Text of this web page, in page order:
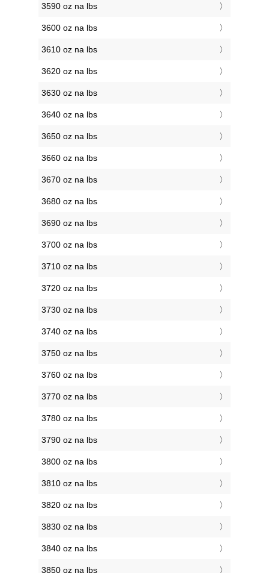
3590 oz na lbs
3600 oz na lbs
3610 oz na lbs
3620 oz na lbs
3630 oz na lbs
3640 oz na lbs
3650 oz na lbs
3660 oz na lbs
3670 oz na lbs
3680 oz na lbs
3690 oz na lbs
3700 oz na lbs
3710 oz na lbs
3720 oz na lbs
3730 oz na lbs
3740 oz na lbs
3750 oz na lbs
3760 oz na lbs
3770 oz na lbs
3780 oz na lbs
3790 oz na lbs
3800 oz na lbs
3810 oz na lbs
3820 oz na lbs
3830 oz na lbs
3840 oz na lbs
3850 oz na lbs